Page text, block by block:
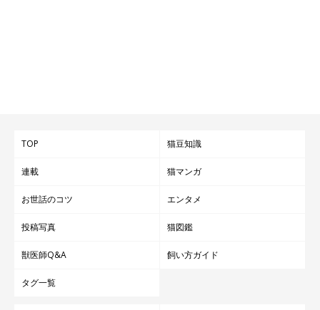
TOP 猫豆知識
連載 猫マンガ
お世話のコツ エンタメ
投稿写真 猫図鑑
獣医師Q&A 飼い方ガイド
タグ一覧